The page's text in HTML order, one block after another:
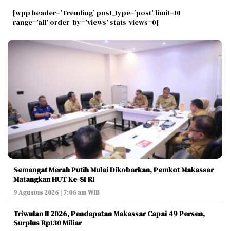
[wpp header=’Trending’ post_type=’post’ limit=10
range=’all’ order_by=’views’ stats_views=0]
Semangat Merah Putih Mulai Dikobarkan, Pemkot Makassar
Matangkan HUT Ke-81 RI
9 Agustus 2026 | 7:06 am WIB
Triwulan II 2026, Pendapatan Makassar Capai 49 Persen,
Surplus Rp130 Miliar